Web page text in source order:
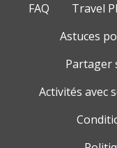
FAQ
Travel
Astuces
Partager
Activités avec